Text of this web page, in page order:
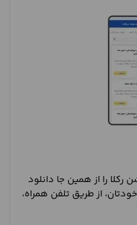
رکلا را از همین جا دانلود
از طریق تلفن همراه،